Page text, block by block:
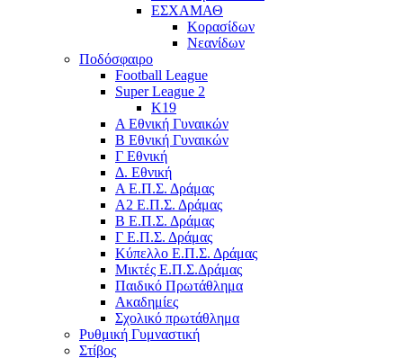
ΕΣΧΑΜΑΘ
Κορασίδων
Νεανίδων
Ποδόσφαιρο
Football League
Super League 2
Κ19
A Εθνική Γυναικών
Β Εθνική Γυναικών
Γ Εθνική
Δ. Εθνική
Α Ε.Π.Σ. Δράμας
Α2 Ε.Π.Σ. Δράμας
Β Ε.Π.Σ. Δράμας
Γ Ε.Π.Σ. Δράμας
Κύπελλο Ε.Π.Σ. Δράμας
Μικτές Ε.Π.Σ.Δράμας
Παιδικό Πρωτάθλημα
Ακαδημίες
Σχολικό πρωτάθλημα
Ρυθμική Γυμναστική
Στίβος